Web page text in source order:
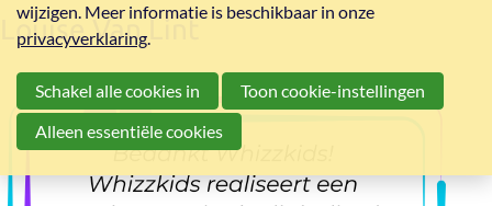
Louise Van Lint
wijzigen. Meer informatie is beschikbaar in onze
privacyverklaring.
Schakel alle cookies in
Toon cookie-instellingen
Alleen essentiële cookies